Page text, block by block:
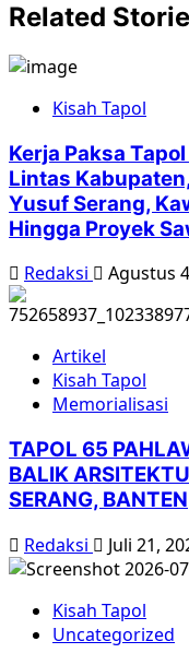
Related
Kisah Tapol
Kerja Paksa
Lintas
Yusuf Serang,
Hingga Proyek
Redaksi Agustus
Artikel
Kisah Tapol
Memorialisasi
TAPOL 65
BALIK
SERANG, BANTEN
Redaksi Juli 21,
Kisah Tapol
Uncategorized